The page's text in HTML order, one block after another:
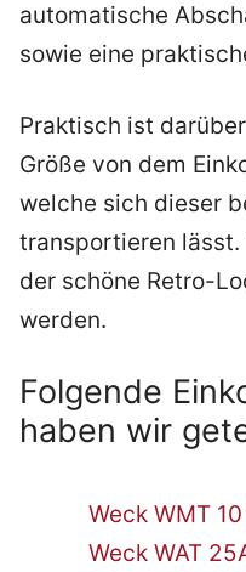
automatische
sowie eine
Praktisch ist
Größe von dem
welche sich dieser
transportieren
der schöne Retro-
werden.
Folgende
haben wir
Weck WMT
Weck WAT